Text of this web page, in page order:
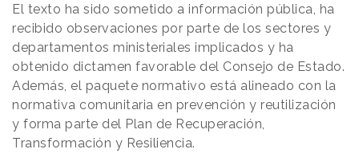
El texto ha sido sometido a información pública, ha
recibido observaciones por parte de los sectores y
departamentos ministeriales implicados y ha
obtenido dictamen favorable del Consejo de Estado.
Además, el paquete normativo está alineado con la
normativa comunitaria en prevención y reutilización
y forma parte del Plan de Recuperación,
Transformación y Resiliencia.